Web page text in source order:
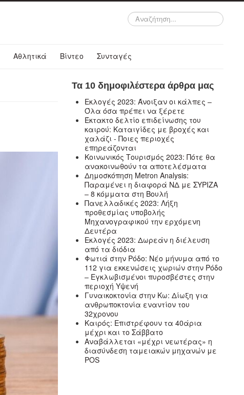
Αναζήτηση...
Αθλητικά Βίντεο Συνταγές
Τα 10 δημοφιλέστερα άρθρα μας
Εκλογές 2023: Άνοιξαν οι κάλπες –
Όλα όσα πρέπει να ξέρετε
Έκτακτο δελτίο επιδείνωσης του
καιρού: Καταιγίδες με βροχές και
χαλάζι - Ποιες περιοχές
επηρεάζονται
Κοινωνικός Τουρισμός 2023: Πότε θα
ανακοινωθούν τα αποτελέσματα
Δημοσκόπηση Metron Analysis:
Παραμένει η διαφορά ΝΔ με ΣΥΡΙΖΑ
– 8 κόμματα στη Βουλή
Πανελλαδικές 2023: Λήξη
προθεσμίας υποβολής
Μηχανογραφικού την ερχόμενη
Δευτέρα
Εκλογές 2023: Δωρεάν η διέλευση
από τα διόδια
Φωτιά στην Ρόδο: Νέο μήνυμα από το
112 για εκκενώσεις χωριών στην Ρόδο
– Εγκλωβισμένοι πυροσβέστες στην
περιοχή Υψενή
Γυναικοκτονία στην Κω: Δίωξη για
ανθρωποκτονία εναντίον του
32χρονου
Καιρός: Επιστρέφουν τα 40άρια
μέχρι και το Σάββατο
Αναβάλλεται «μέχρι νεωτέρας» η
διασύνδεση ταμειακών μηχανών με
POS